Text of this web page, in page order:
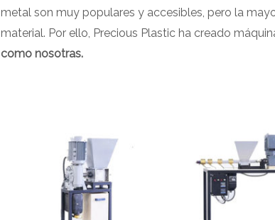
metal son muy populares y accesibles, pero la
material. Por ello, Precious Plastic ha creado
como nosotras.